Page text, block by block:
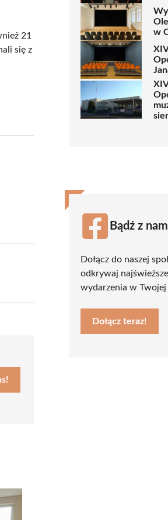
21
się z
w
Bądź z
Dołącz do naszej
odkrywaj
wydarzenia w
Dołącz teraz!